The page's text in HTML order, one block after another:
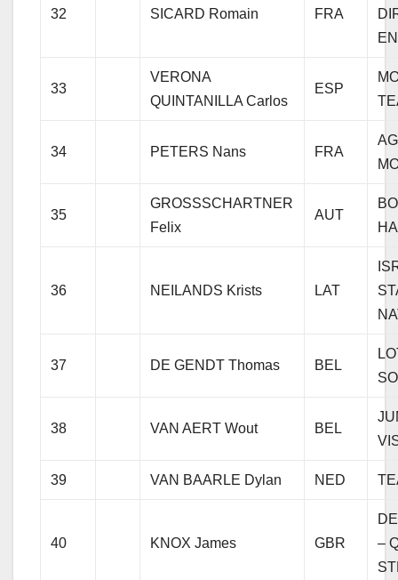
32 SICARD Romain FRA
33
VERONA
QUINTANILLA Carlos
ESP
34 PETERS Nans FRA
35
GROSSSCHARTNER
Felix
AUT
36 NEILANDS Krists LAT
37 DE GENDT Thomas BEL
38 VAN AERT Wout BEL
39 VAN BAARLE Dylan NED
40 KNOX James GBR
–